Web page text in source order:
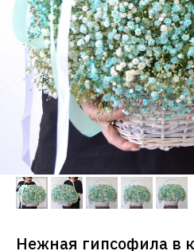
Нежная гипсофила в